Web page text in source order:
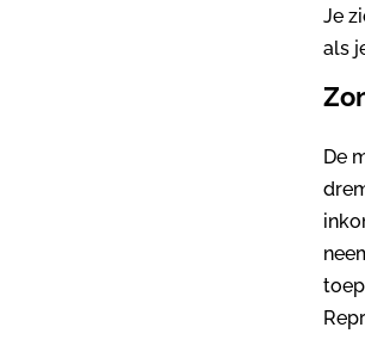
Je
als
De